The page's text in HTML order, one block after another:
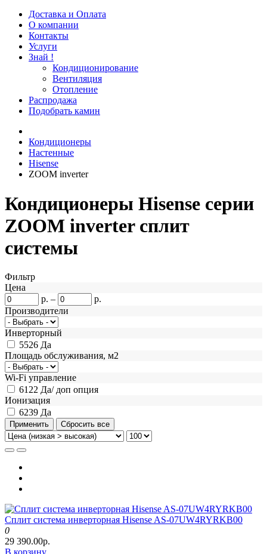
Доставка и Оплата
О компании
Контакты
Услуги
Знай !
Кондиционирование
Вентиляция
Отопление
Распродажа
Подобрать камин
Кондиционеры
Настенные
Hisense
ZOOM inverter
Кондиционеры Hisense серии
ZOOM inverter сплит
системы
Фильтр
Цена
р. –
р.
Производители
Инверторный
5526 Да
Площадь обслуживания, м2
Wi-Fi управление
6122 Да/ доп опция
Ионизация
6239 Да
Сплит система инверторная Hisense AS-07UW4RYRKB00
0
29 390.00р.